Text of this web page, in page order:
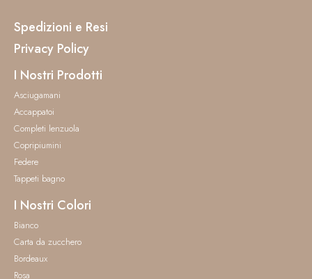
Spedizioni e Resi
Privacy Policy
I Nostri Prodotti
Asciugamani
Accappatoi
Completi lenzuola
Copripiumini
Federe
Tappeti bagno
I Nostri Colori
Bianco
Carta da zucchero
Bordeaux
Rosa